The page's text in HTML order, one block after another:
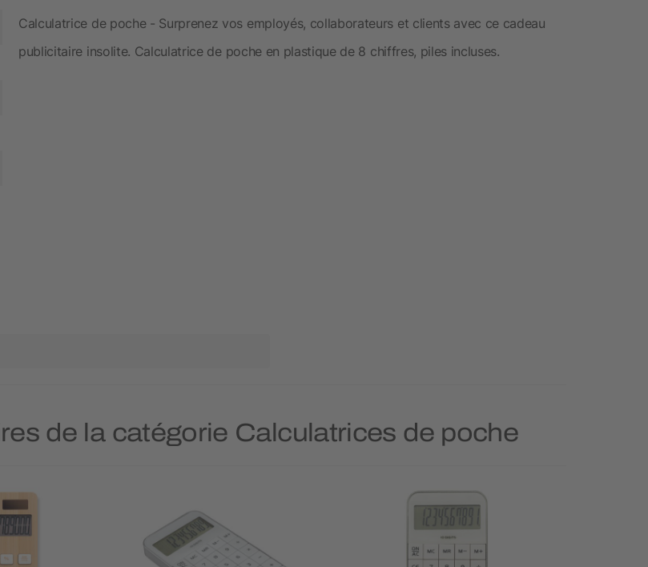
Calculatrice de poche - Surprenez vos employés, collaborateurs et clients avec ce cadeau
publicitaire insolite. Calculatrice de poche en plastique de 8 chiffres, piles incluses.
de la catégorie Calculatrices de poche